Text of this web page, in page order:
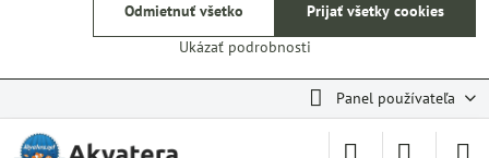
Panel používateľa
Ukázať podrobnosti
Prijať všetky cookies
Odmietnuť všetko